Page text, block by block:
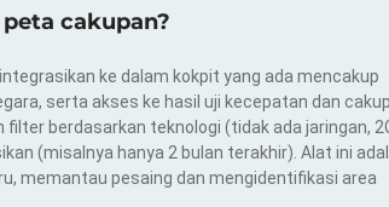
cakupan?
ke dalam kokpit yang ada mencakup
serta akses ke hasil uji kecepatan dan
berdasarkan teknologi (tidak ada jaringan,
(misalnya hanya 2 bulan terakhir). Alat ini
memantau pesaing dan mengidentifikasi area